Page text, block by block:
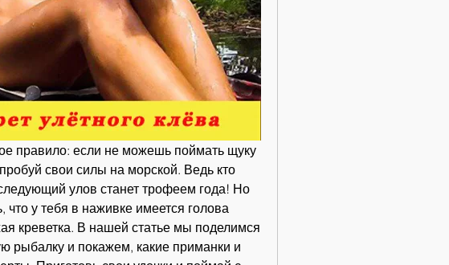
правило: если не можешь поймать щуку
свои силы на морской. Ведь кто
улов станет трофеем года! Но
у тебя в наживке имеется голова
креветка. В нашей статье мы поделимся
рыбалку и покажем, какие приманки и